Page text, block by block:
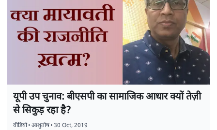
यूपी उप चुनाव: बीएसपी का सामाजिक आधार क्यों तेज़ी
से सिकुड़ रहा है?
वीडियो•आशुतोष•30 Oct, 2019